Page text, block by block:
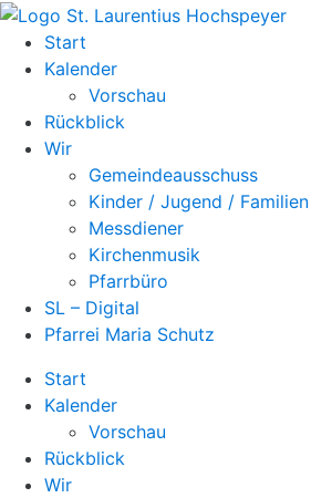
Zum
Inhalt
springen
Start
Kalender
Vorschau
Rückblick
Wir
Gemeindeausschuss
Kinder / Jugend / Familien
Messdiener
Kirchenmusik
Pfarrbüro
SL – Digital
Pfarrei Maria Schutz
Start
Kalender
Vorschau
Rückblick
Wir